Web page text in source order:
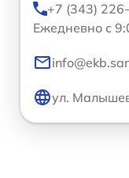
+7 (343)
Ежедневно с
ул.